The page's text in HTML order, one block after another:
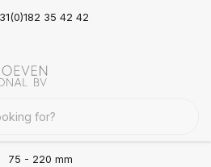
35 42 42
75 - 220 mm